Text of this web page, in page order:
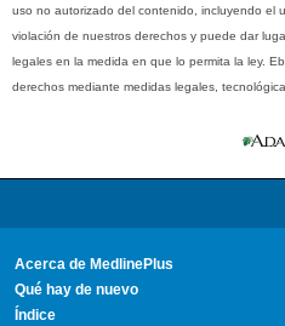
uso no autorizado del contenido, incluyendo el
violación de nuestros derechos y puede dar
legales en la medida en que lo permita la ley.
derechos mediante medidas legales,
Acerca de MedlinePlus
Qué hay de nuevo
Índice